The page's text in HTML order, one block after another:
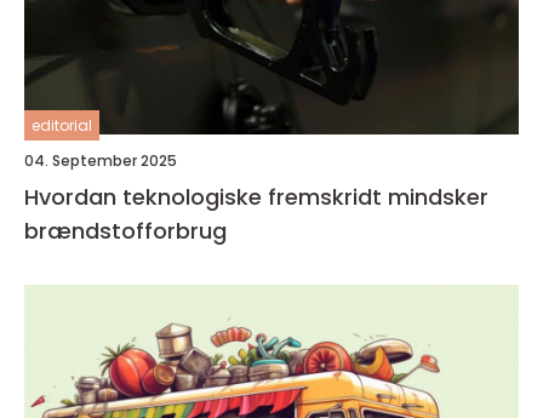
editorial
04. September 2025
Hvordan teknologiske fremskridt mindsker
brændstofforbrug